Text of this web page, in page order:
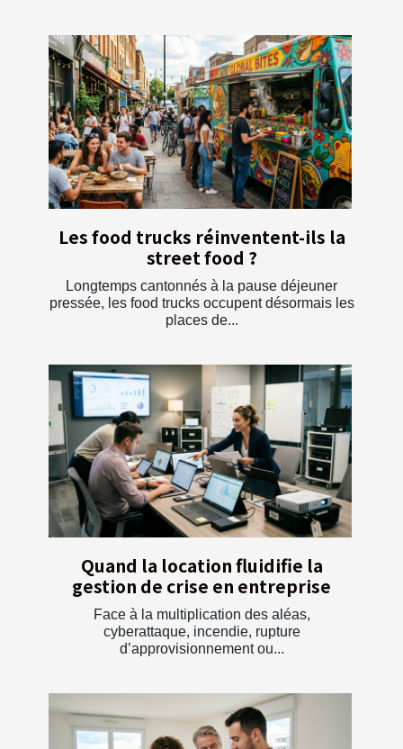
Les food trucks réinventent-ils la
street food ?
Longtemps cantonnés à la pause déjeuner
pressée, les food trucks occupent désormais les
places de...
Quand la location fluidifie la
gestion de crise en entreprise
Face à la multiplication des aléas,
cyberattaque, incendie, rupture
d’approvisionnement ou...